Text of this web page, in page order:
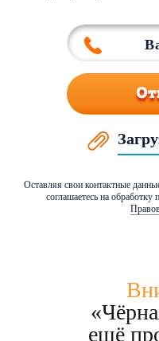
Оставляя свои контактные
соглашаетесь на обработку
ещё